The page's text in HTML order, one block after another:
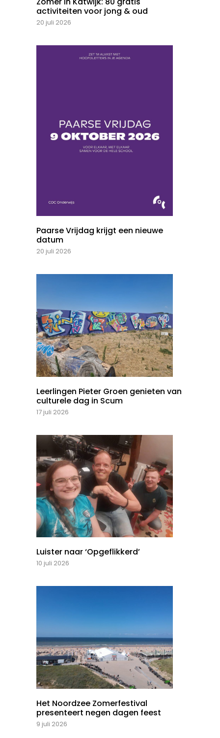
activiteiten voor jong & oud
20 juli 2026
Paarse Vrijdag krijgt een nieuwe
datum
20 juli 2026
Leerlingen Pieter Groen genieten van
culturele dag in Scum
17 juli 2026
Luister naar ‘Opgeflikkerd’
10 juli 2026
Het Noordzee Zomerfestival
presenteert negen dagen feest
9 juli 2026